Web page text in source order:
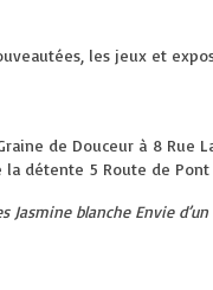
les jeux et
de Douceur à 8 Rue
la détente 5 Route de
Jasmine blanche Envie